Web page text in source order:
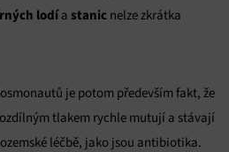
lodía stanic nelze zkrátka
je potom především fakt, že
tlakem rychle mutují a stávají
léčbě, jako jsou antibiotika.